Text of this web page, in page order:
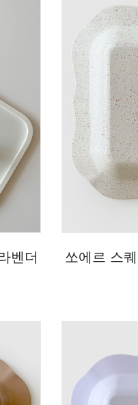
벤더
쏘에르 스